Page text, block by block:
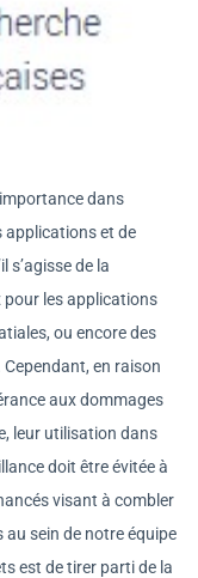
dans
applications et de
s’agisse de la
les applications
ou encore des
en raison
aux dommages
leur utilisation dans
doit être évitée à
visant à combler
sein de notre équipe
est de tirer parti de la